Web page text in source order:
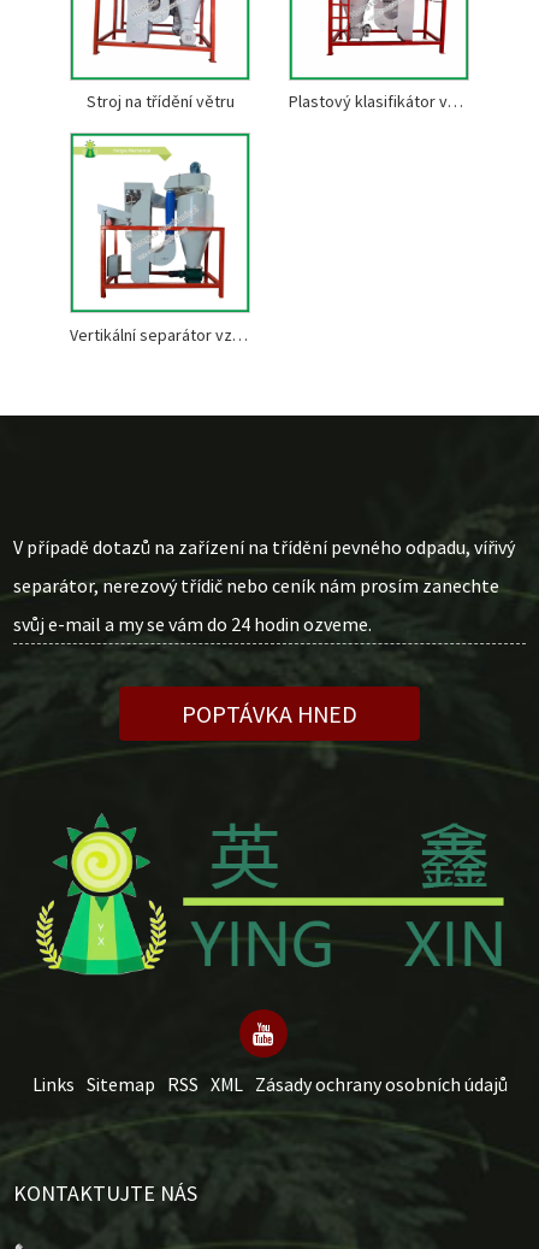
Stroj na třídění větru Plastový klasifikátor vzduchu
Vertikální separátor vzduchu
V případě dotazů na zařízení na třídění pevného odpadu, vířivý
separátor, nerezový třídič nebo ceník nám prosím zanechte
svůj e-mail a my se vám do 24 hodin ozveme.
POPTÁVKA HNED
Links Sitemap RSS XML Zásady ochrany osobních údajů
KONTAKTUJTE NÁS